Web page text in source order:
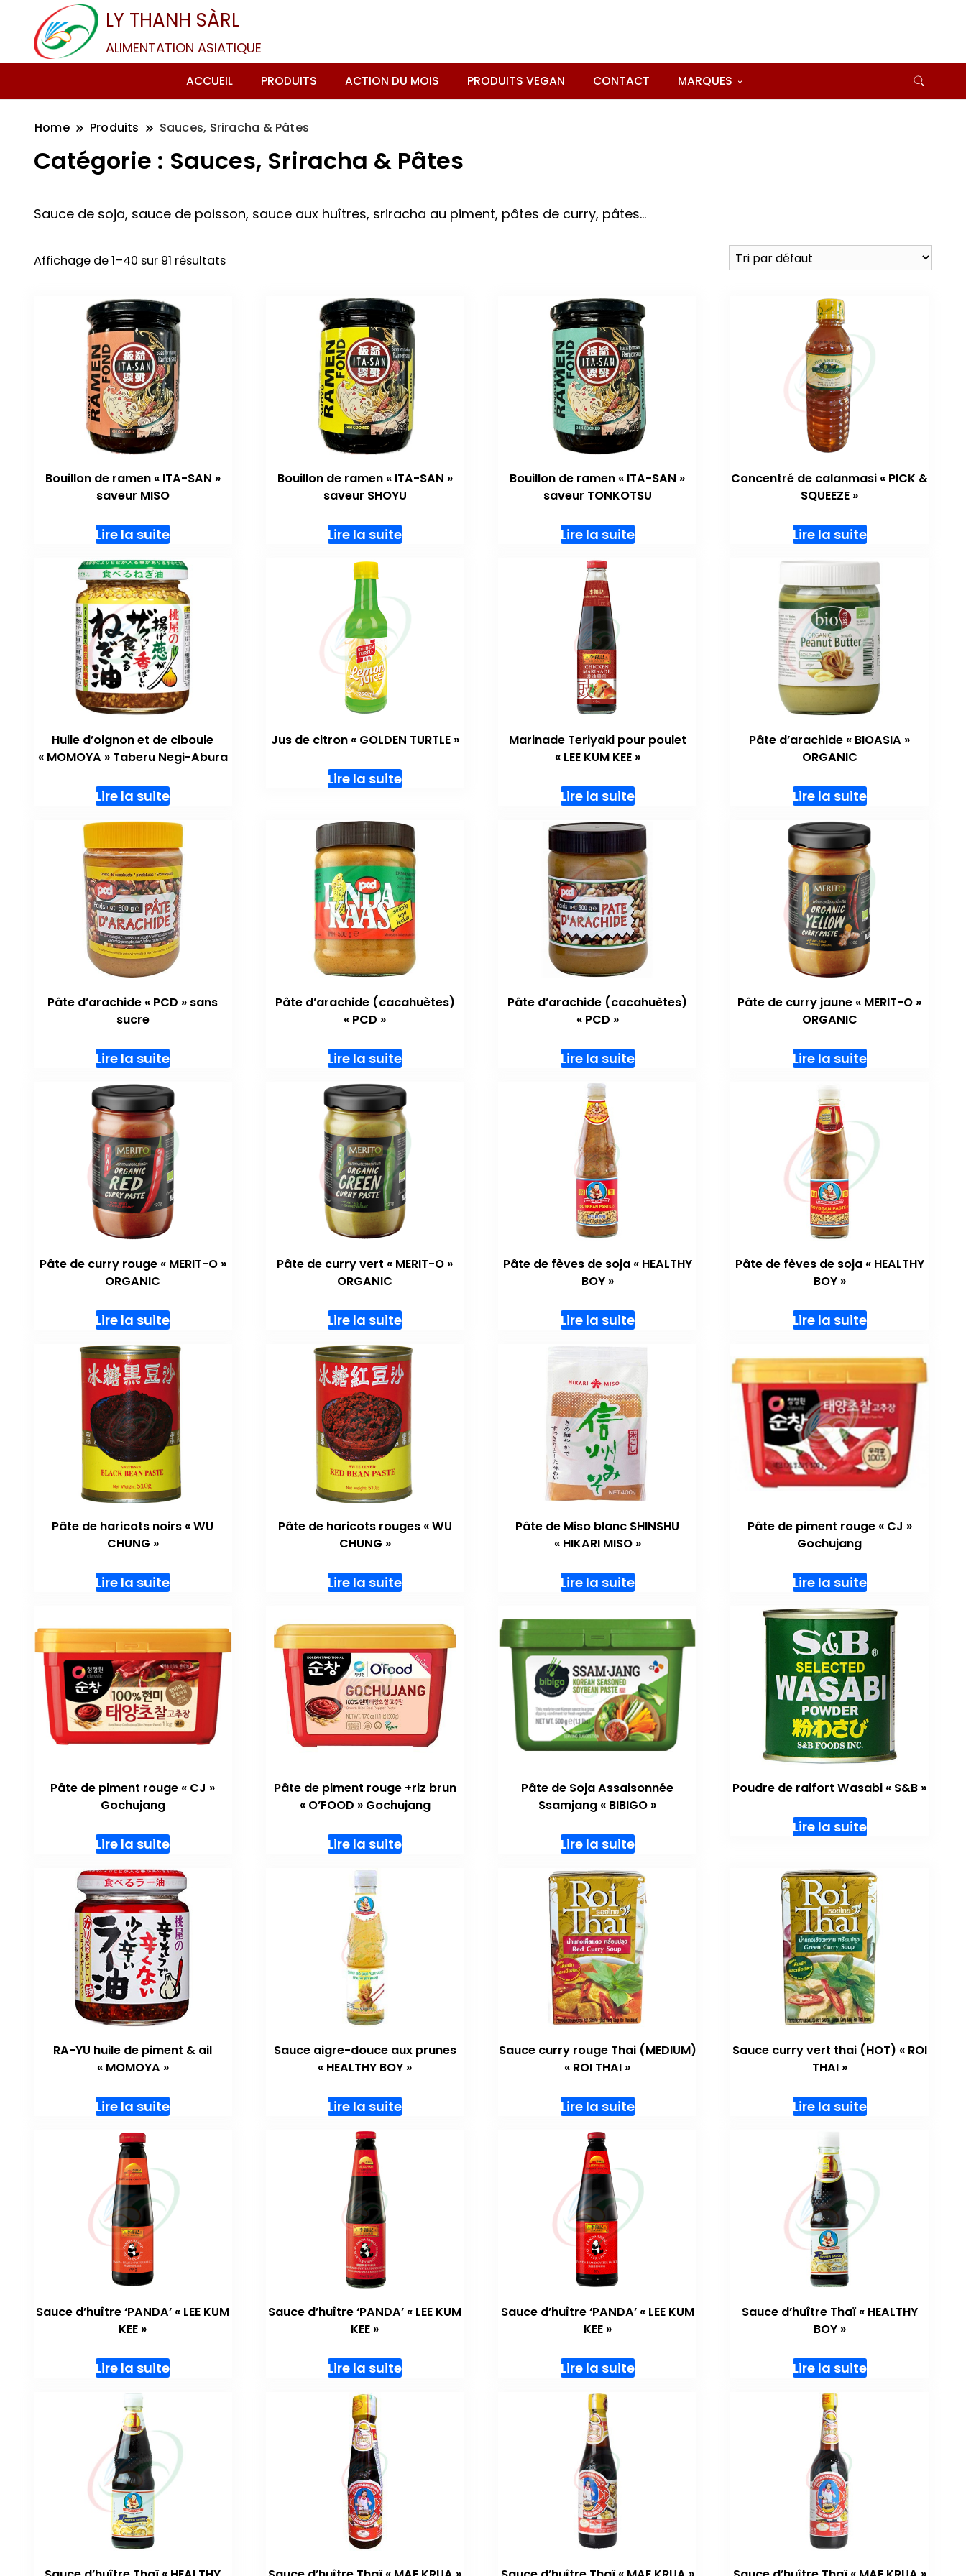
LY THANH SÀRL
ALIMENTATION ASIATIQUE
ACCUEIL PRODUITS ACTION DU MOIS PRODUITS VEGAN CONTACT MARQUES
Home Produits Sauces, Sriracha & Pâtes
Catégorie : Sauces, Sriracha & Pâtes
Sauce de soja, sauce de poisson, sauce aux huîtres, sriracha au piment, pâtes de curry, pâtes…
Affichage de 1–40 sur 91 résultats
Bouillon de ramen « ITA-SAN »
saveur MISO
Lire la suite
Bouillon de ramen « ITA-SAN »
saveur SHOYU
Lire la suite
Bouillon de ramen « ITA-SAN »
saveur TONKOTSU
Lire la suite
Concentré de calanmasi « PICK &
SQUEEZE »
Lire la suite
Huile d’oignon et de ciboule
« MOMOYA » Taberu Negi-Abura
Lire la suite
Jus de citron « GOLDEN TURTLE »
Lire la suite
Marinade Teriyaki pour poulet
« LEE KUM KEE »
Lire la suite
Pâte d’arachide « BIOASIA »
ORGANIC
Lire la suite
Pâte d’arachide « PCD » sans
sucre
Lire la suite
Pâte d’arachide (cacahuètes)
« PCD »
Lire la suite
Pâte d’arachide (cacahuètes)
« PCD »
Lire la suite
Pâte de curry jaune « MERIT-O »
ORGANIC
Lire la suite
Pâte de curry rouge « MERIT-O »
ORGANIC
Lire la suite
Pâte de curry vert « MERIT-O »
ORGANIC
Lire la suite
Pâte de fèves de soja « HEALTHY
BOY »
Lire la suite
Pâte de fèves de soja « HEALTHY
BOY »
Lire la suite
Pâte de haricots noirs « WU
CHUNG »
Lire la suite
Pâte de haricots rouges « WU
CHUNG »
Lire la suite
Pâte de Miso blanc SHINSHU
« HIKARI MISO »
Lire la suite
Pâte de piment rouge « CJ »
Gochujang
Lire la suite
Pâte de piment rouge « CJ »
Gochujang
Lire la suite
Pâte de piment rouge +riz brun
« O’FOOD » Gochujang
Lire la suite
Pâte de Soja Assaisonnée
Ssamjang « BIBIGO »
Lire la suite
Poudre de raifort Wasabi « S&B »
Lire la suite
RA-YU huile de piment & ail
« MOMOYA »
Lire la suite
Sauce aigre-douce aux prunes
« HEALTHY BOY »
Lire la suite
Sauce curry rouge Thai (MEDIUM)
« ROI THAI »
Lire la suite
Sauce curry vert thai (HOT) « ROI
THAI »
Lire la suite
Sauce d’huître ‘PANDA’ « LEE KUM
KEE »
Lire la suite
Sauce d’huître ‘PANDA’ « LEE KUM
KEE »
Lire la suite
Sauce d’huître ‘PANDA’ « LEE KUM
KEE »
Lire la suite
Sauce d’huître Thaï « HEALTHY
BOY »
Lire la suite